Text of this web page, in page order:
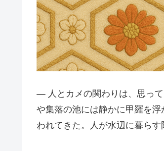
― 人とカメの関わりは、思っ
や集落の池には静かに甲羅を
われてきた。人が水辺に暮らす